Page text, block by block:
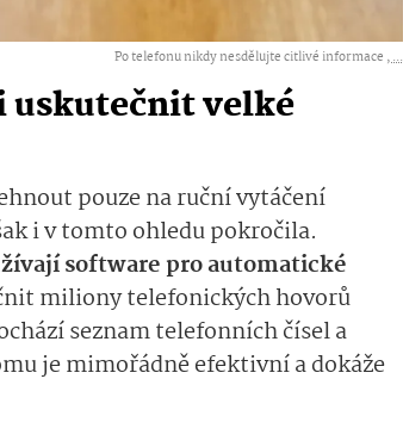
Po telefonu nikdy nesdělujte citlivé informace ,...
uskutečnit velké
pouze na ruční vytáčení
i v tomto ohledu pokročila.
software pro automatické
miliony telefonických hovorů
seznam telefonních čísel a
je mimořádně efektivní a dokáže